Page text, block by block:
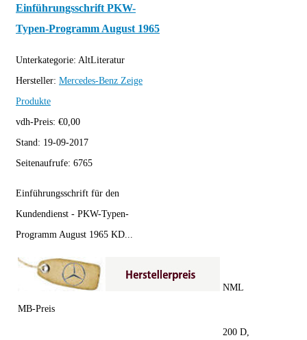
Einführungsschrift PKW-
Typen-Programm August 1965
Unterkategorie: AltLiteratur
Hersteller: Mercedes-Benz Zeige
Produkte
vdh-Preis: €0,00
Stand: 19-09-2017
Seitenaufrufe: 6765
Einführungsschrift für den
Kundendienst - PKW-Typen-
Programm August 1965 KD...
MB-Preis
NML
200 D,